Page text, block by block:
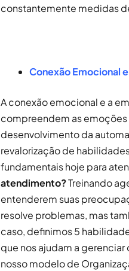
constantemente medidas
Conexão Emocional
A conexão emocional e a
compreendem as
desenvolvimento da
revalorização de
fundamentais hoje para
atendimento?Treinando
entenderem suas
resolve problemas, mas
caso, definimos 5
que nos ajudam a
nosso modelo de